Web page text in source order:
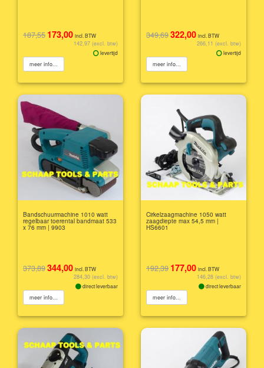
187,55 173,00 incl. BTW
142,97 (excl. btw)
levertijd
meer info...
349,69322,00 incl. BTW
266,11 (excl. btw)
levertijd
meer info...
Bandschuurmachine 1010 watt
regelbaar toerental bandmaat 533
x 76 mm | 9903
373,89344,00 incl. BTW
284,30 (excl. btw)
direct leverbaar
meer info...
Cirkelzaagmachine 1050 watt
zaagdiepte max 54,5 mm |
HS6601
192,39 177,00 incl. BTW
146,28 (excl. btw)
direct leverbaar
meer info...